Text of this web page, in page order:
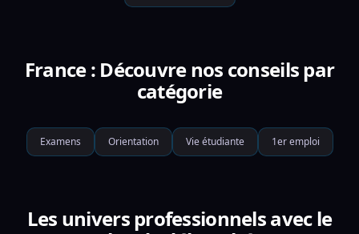
France : Découvre nos conseils par
catégorie
Examens Orientation Vie étudiante 1er emploi
Les univers professionnels avec le